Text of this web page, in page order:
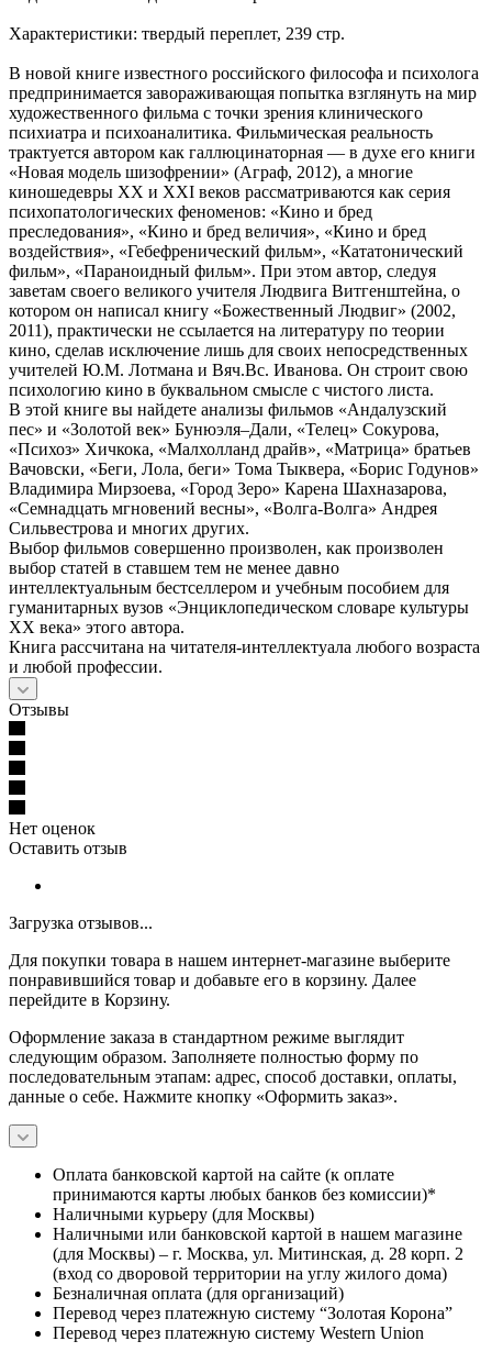
Характеристики: твердый переплет, 239 стр.
В новой книге известного российского философа и психолога
предпринимается завораживающая попытка взглянуть на мир
художественного фильма с точки зрения клинического
психиатра и психоаналитика. Фильмическая реальность
трактуется автором как галлюцинаторная — в духе его книги
«Новая модель шизофрении» (Аграф, 2012), а многие
киношедевры ХХ и ХХI веков рассматриваются как серия
психопатологических феноменов: «Кино и бред
преследования», «Кино и бред величия», «Кино и бред
воздействия», «Гебефренический фильм», «Кататонический
фильм», «Параноидный фильм». При этом автор, следуя
заветам своего великого учителя Людвига Витгенштейна, о
котором он написал книгу «Божественный Людвиг» (2002,
2011), практически не ссылается на литературу по теории
кино, сделав исключение лишь для своих непосредственных
учителей Ю.М. Лотмана и Вяч.Вс. Иванова. Он строит свою
психологию кино в буквальном смысле с чистого листа.
В этой книге вы найдете анализы фильмов «Андалузский
пес» и «Золотой век» Бунюэля–Дали, «Телец» Сокурова,
«Психоз» Хичкока, «Малхолланд драйв», «Матрица» братьев
Вачовски, «Беги, Лола, беги» Тома Тыквера, «Борис Годунов»
Владимира Мирзоева, «Город Зеро» Карена Шахназарова,
«Семнадцать мгновений весны», «Волга-Волга» Андрея
Сильвестрова и многих других.
Выбор фильмов совершенно произволен, как произволен
выбор статей в ставшем тем не менее давно
интеллектуальным бестселлером и учебным пособием для
гуманитарных вузов «Энциклопедическом словаре культуры
ХХ века» этого автора.
Книга рассчитана на читателя-интеллектуала любого возраста
и любой профессии.
Отзывы
Нет оценок
Оставить отзыв
Загрузка отзывов...
Для покупки товара в нашем интернет-магазине выберите
понравившийся товар и добавьте его в корзину. Далее
перейдите в Корзину.
Оформление заказа в стандартном режиме выглядит
следующим образом. Заполняете полностью форму по
последовательным этапам: адрес, способ доставки, оплаты,
данные о себе. Нажмите кнопку «Оформить заказ».
Оплата банковской картой на сайте (к оплате
принимаются карты любых банков без комиссии)*
Наличными курьеру (для Москвы)
Наличными или банковской картой в нашем магазине
(для Москвы) – г. Москва, ул. Митинская, д. 28 корп. 2
(вход со дворовой территории на углу жилого дома)
Безналичная оплата (для организаций)
Перевод через платежную систему “Золотая Корона”
Перевод через платежную систему Western Union